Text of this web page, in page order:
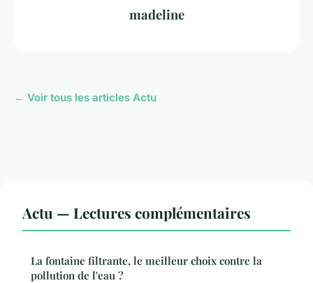
madeline
← Voir tous les articles Actu
Actu — Lectures complémentaires
La fontaine filtrante, le meilleur choix contre la
pollution de l'eau ?